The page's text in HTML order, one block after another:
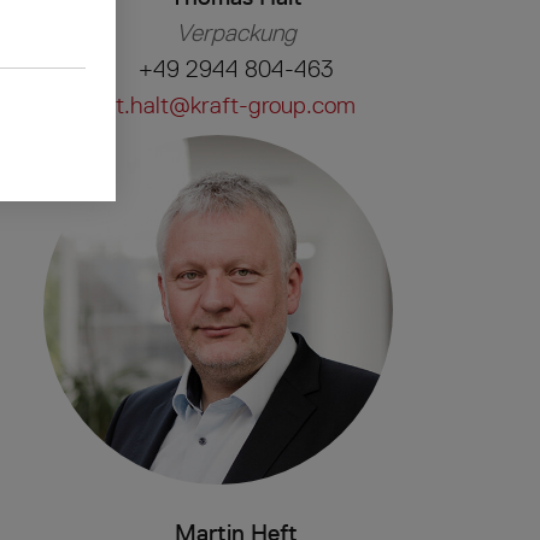
Verpackung
+49 2944 804-463
t.halt@kraft-group.com
Martin Heft